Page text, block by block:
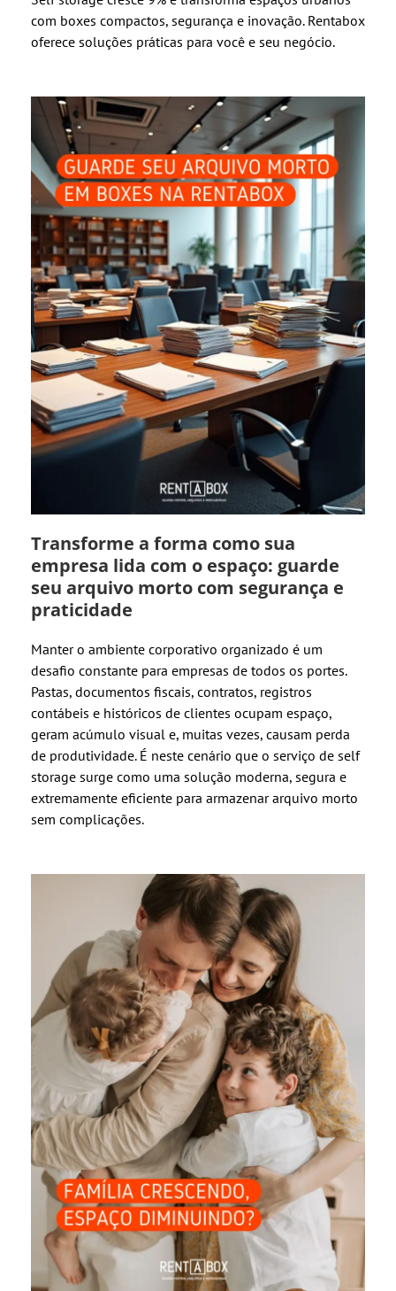
com boxes compactos, segurança e inovação. Rentabox
oferece soluções práticas para você e seu negócio.
Transforme a forma como sua
empresa lida com o espaço: guarde
seu arquivo morto com segurança e
praticidade
Manter o ambiente corporativo organizado é um
desafio constante para empresas de todos os portes.
Pastas, documentos fiscais, contratos, registros
contábeis e históricos de clientes ocupam espaço,
geram acúmulo visual e, muitas vezes, causam perda
de produtividade. É neste cenário que o serviço de self
storage surge como uma solução moderna, segura e
extremamente eficiente para armazenar arquivo morto
sem complicações.